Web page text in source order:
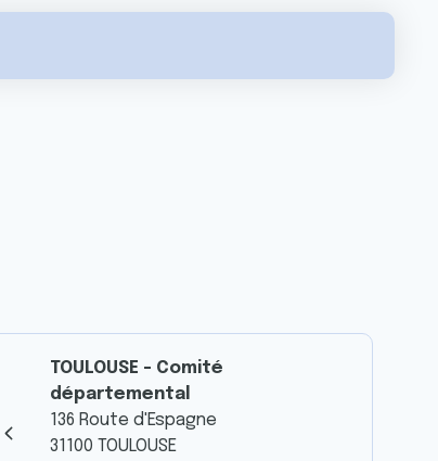
TOULOUSE - Comité
départemental
136 Route d'Espagne
31100 TOULOUSE